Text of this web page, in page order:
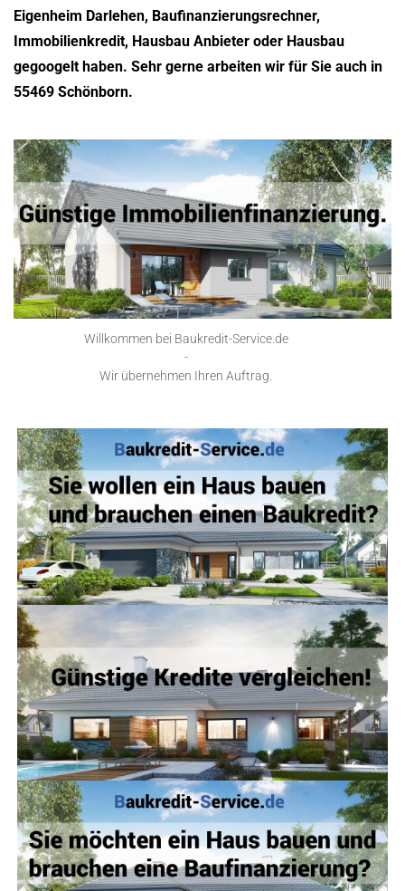
Eigenheim Darlehen, Baufinanzierungsrechner,
Immobilienkredit, Hausbau Anbieter oder Hausbau
gegoogelt haben. Sehr gerne arbeiten wir für Sie auch in
55469 Schönborn.
Willkommen bei Baukredit-Service.de
-
Wir übernehmen Ihren Auftrag.